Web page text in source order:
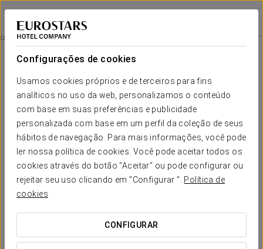
Configurações de cookies
Usamos cookies próprios e de terceiros para fins
analíticos no uso da web, personalizamos o conteúdo
com base em suas preferências e publicidade
personalizada com base em um perfil da coleção de seus
hábitos de navegação. Para mais informações, você pode
ler nossa política de cookies. Você pode aceitar todos os
cookies através do botão "Aceitar" ou pode configurar ou
rejeitar seu uso clicando em "Configurar ". Política de
cookies
CONFIGURAR
Eurostars Ocean Marbella
MARBELHA
Promoções
Promoções
Experiência Romântica
30 € por noite